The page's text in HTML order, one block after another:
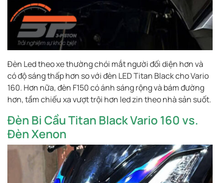
Đèn Led theo xe thường chói mắt người đối diện hơn và
có độ sáng thấp hơn so với đèn LED Titan Black cho Vario
160. Hơn nữa, đèn F150 có ánh sáng rộng và bám đường
hơn, tầm chiếu xa vượt trội hơn led zin theo nhà sản suốt.
Đèn Bi Cầu Titan Black Vario 160 vs.
Đèn Xenon